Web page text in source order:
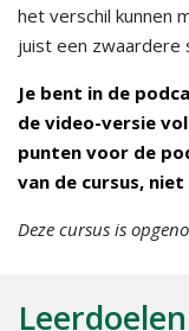
het verschil kunnen
juist een zwaardere
Je bent in de
de video-versie
punten voor de
van de cursus,
Deze cursus is
Leerdoelen